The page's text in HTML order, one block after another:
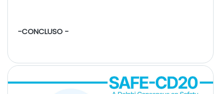
-CONCLUSO -